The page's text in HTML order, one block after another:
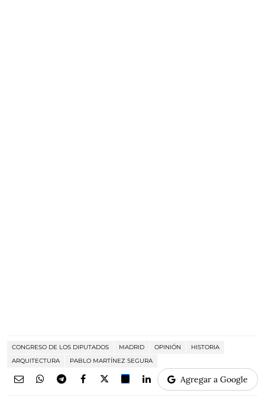
CONGRESO DE LOS DIPUTADOS MADRID OPINIÓN
HISTORIA
ARQUITECTURA
PABLO MARTÍNEZ SEGURA
Agregar a Google